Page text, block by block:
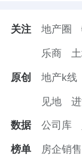
邻里关系就
生动的社区
添衣，年轻
愿者正在策
冷漠的擦肩
关注 地产圈
乐商
原创 地产k线
见地
数据 公司库
榜单 房企销